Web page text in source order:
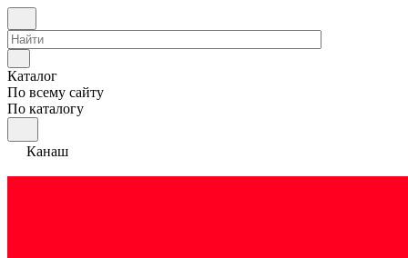
Каталог
По всему сайту
По каталогу
Канаш